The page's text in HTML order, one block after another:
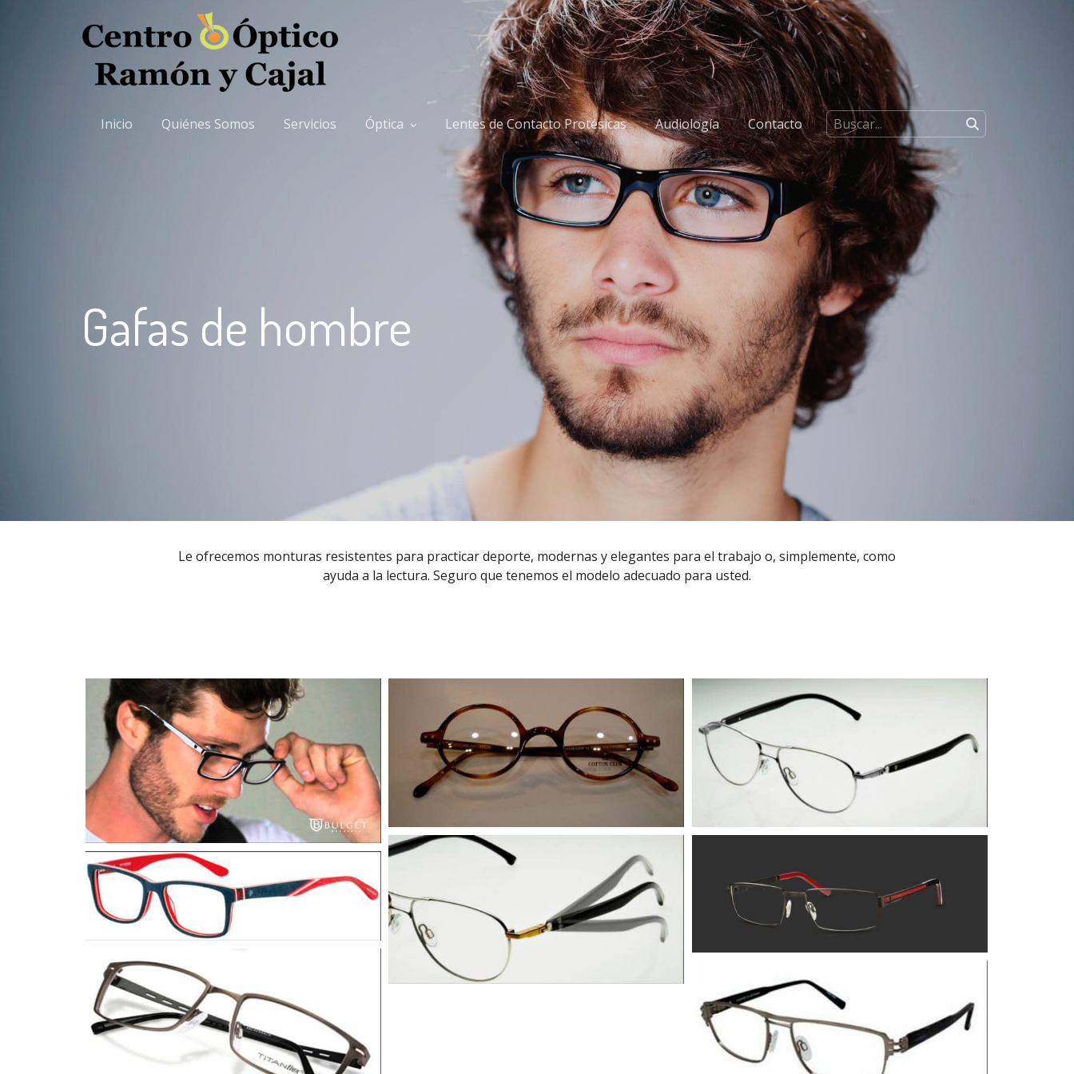
Inicio Quiénes Somos Servicios Óptica Lentes de Contacto Protésicas Audiología Contacto
Gafas de hombre
Le ofrecemos monturas resistentes para practicar deporte, modernas y elegantes para el trabajo o, simplemente, como
ayuda a la lectura. Seguro que tenemos el modelo adecuado para usted.